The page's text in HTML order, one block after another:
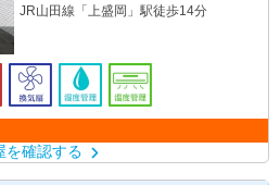
JR山田線「上盛岡」駅徒歩14分
を確認する